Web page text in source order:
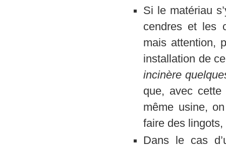
Si le matériau
cendres et les
mais attention,
installation de
incinère
que, avec
même usine,
faire des
Dans le cas